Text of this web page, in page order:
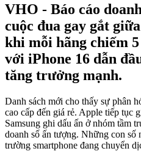
VHO - Báo cáo
cuộc đua gay gắt
khi mỗi hãng chiếm
với iPhone 16 dẫn
tăng trưởng mạnh.
Danh sách mới cho thấy sự phân
cao cấp đến giá rẻ. Apple tiếp tục
Samsung ghi dấu ấn ở nhóm tầm
doanh số ấn tượng. Những con số
trường smartphone đang chuyển